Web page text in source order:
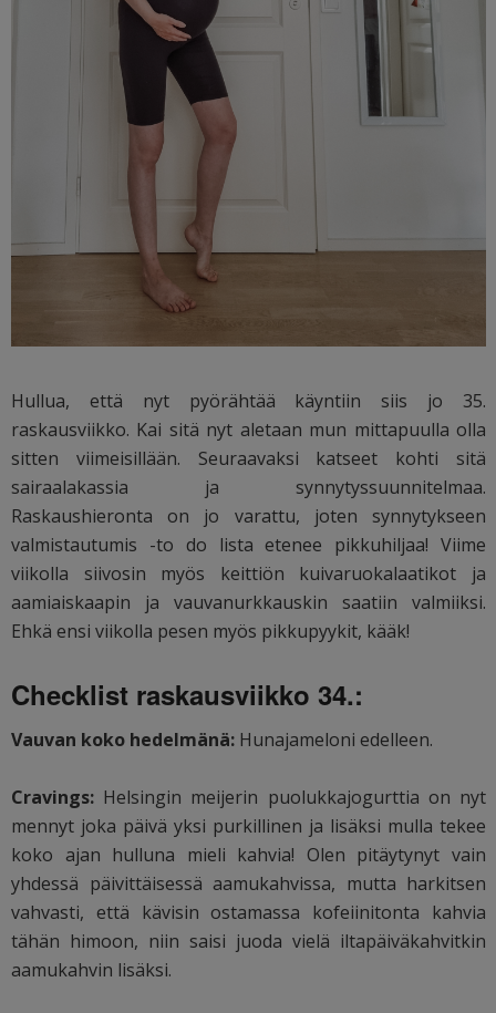
Hullua, että nyt pyörähtää käyntiin siis jo 35.
raskausviikko. Kai sitä nyt aletaan mun mittapuulla olla
sitten viimeisillään. Seuraavaksi katseet kohti sitä
sairaalakassia ja synnytyssuunnitelmaa.
Raskaushieronta on jo varattu, joten synnytykseen
valmistautumis -to do lista etenee pikkuhiljaa! Viime
viikolla siivosin myös keittiön kuivaruokalaatikot ja
aamiaiskaapin ja vauvanurkkauskin saatiin valmiiksi.
Ehkä ensi viikolla pesen myös pikkupyykit, kääk!
Checklist raskausviikko 34.:
Vauvan koko hedelmänä: Hunajameloni edelleen.
Cravings: Helsingin meijerin puolukkajogurttia on nyt
mennyt joka päivä yksi purkillinen ja lisäksi mulla tekee
koko ajan hulluna mieli kahvia! Olen pitäytynyt vain
yhdessä päivittäisessä aamukahvissa, mutta harkitsen
vahvasti, että kävisin ostamassa kofeiinitonta kahvia
tähän himoon, niin saisi juoda vielä iltapäiväkahvitkin
aamukahvin lisäksi.